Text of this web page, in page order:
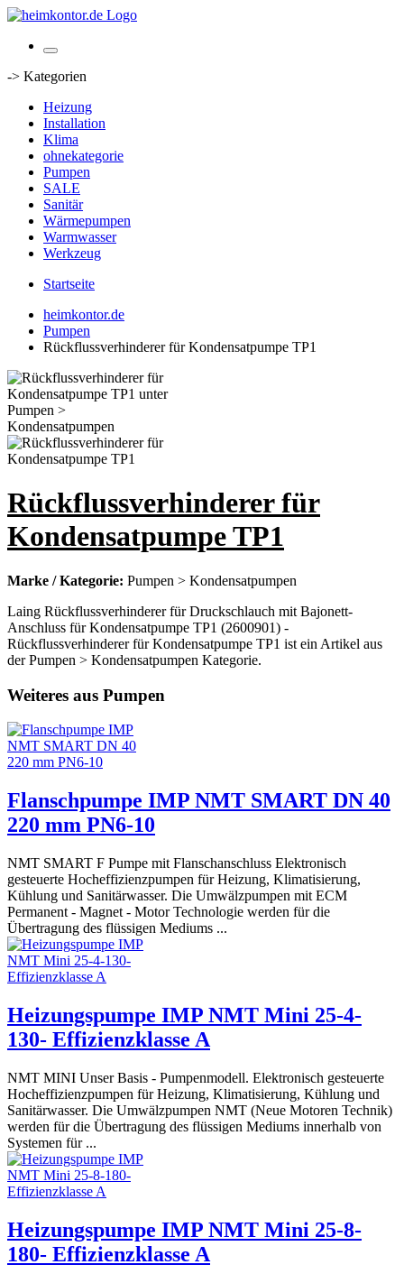
-> Kategorien
Heizung
Installation
Klima
ohnekategorie
Pumpen
SALE
Sanitär
Wärmepumpen
Warmwasser
Werkzeug
Startseite
heimkontor.de
Pumpen
Rückflussverhinderer für Kondensatpumpe TP1
Rückflussverhinderer für
Kondensatpumpe TP1
Marke / Kategorie: Pumpen > Kondensatpumpen
Laing Rückflussverhinderer für Druckschlauch mit Bajonett-
Anschluss für Kondensatpumpe TP1 (2600901) -
Rückflussverhinderer für Kondensatpumpe TP1 ist ein Artikel aus
der Pumpen > Kondensatpumpen Kategorie.
Weiteres aus Pumpen
Flanschpumpe IMP NMT SMART DN 40
220 mm PN6-10
NMT SMART F Pumpe mit Flanschanschluss Elektronisch
gesteuerte Hocheffizienzpumpen für Heizung, Klimatisierung,
Kühlung und Sanitärwasser. Die Umwälzpumpen mit ECM
Permanent - Magnet - Motor Technologie werden für die
Übertragung des flüssigen Mediums ...
Heizungspumpe IMP NMT Mini 25-4-
130- Effizienzklasse A
NMT MINI Unser Basis - Pumpenmodell. Elektronisch gesteuerte
Hocheffizienzpumpen für Heizung, Klimatisierung, Kühlung und
Sanitärwasser. Die Umwälzpumpen NMT (Neue Motoren Technik)
werden für die Übertragung des flüssigen Mediums innerhalb von
Systemen für ...
Heizungspumpe IMP NMT Mini 25-8-
180- Effizienzklasse A